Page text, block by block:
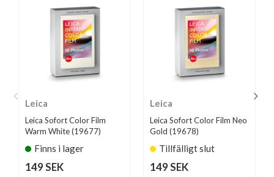
Leica
Leica Sofort Color Film
Warm White (19677)
Finns i lager
149 SEK
Leica
Leica Sofort Color Film Neo
Gold (19678)
Tillfälligt slut
149 SEK